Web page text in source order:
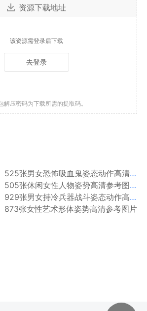
资源下载地址
该资源需登录后下载
去登录
解压密码为下载所需的提取码。
张男女恐怖吸血鬼姿态动作高清参考图片
505张休闲女性人物姿势高清参考图片
张男女持冷兵器战斗姿态动作高清参考图片
873张女性艺术形体姿势高清参考图片